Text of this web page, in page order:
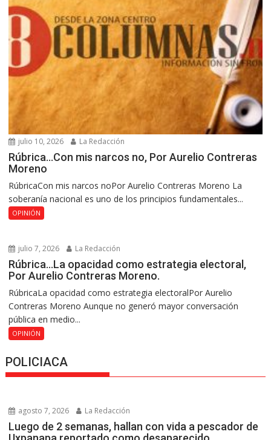
julio 10, 2026 La Redacción
Rúbrica…Con mis narcos no, Por Aurelio Contreras
Moreno
RúbricaCon mis narcos noPor Aurelio Contreras Moreno La
soberanía nacional es uno de los principios fundamentales...
OPINIÓN
julio 7, 2026 La Redacción
Rúbrica…La opacidad como estrategia electoral,
Por Aurelio Contreras Moreno.
RúbricaLa opacidad como estrategia electoralPor Aurelio
Contreras Moreno Aunque no generó mayor conversación
pública en medio...
OPINIÓN
POLICIACA
agosto 7, 2026 La Redacción
Luego de 2 semanas, hallan con vida a pescador de